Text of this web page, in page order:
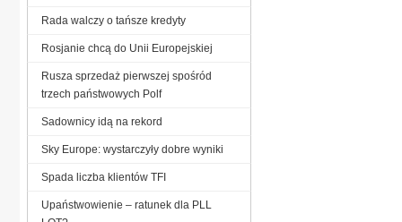
Rada walczy o tańsze kredyty
Rosjanie chcą do Unii Europejskiej
Rusza sprzedaż pierwszej spośród
trzech państwowych Polf
Sadownicy idą na rekord
Sky Europe: wystarczyły dobre wyniki
Spada liczba klientów TFI
Upaństwowienie – ratunek dla PLL